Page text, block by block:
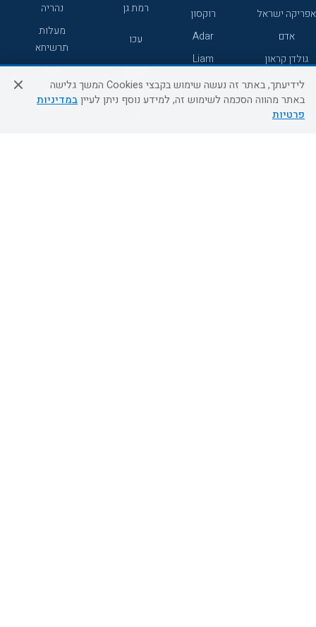
אפריקה ישראל
רוקסון
אדם
Adar
גולדן קראון
Liam
רמת גן
נהריה
עכו
מעלות
תרשיחא
רחובות
צפת
חדרה
דרום
לידיעתך, באתר זה נעשה שימוש בקבצי Cookies המשך גלישה
באתר מהווה הסכמה לשימוש זה, למידע נוסף ניתן לעייןבמדיניות
פרטיות